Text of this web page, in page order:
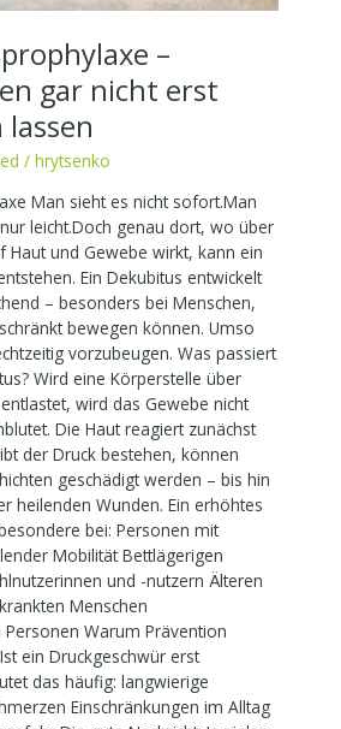
–
gar nicht erst
/hrytsenko
Man sieht es nicht sofort.Man
leicht.Doch genau dort, wo über
Haut und Gewebe wirkt, kann ein
Ein Dekubitus entwickelt
– besonders bei Menschen,
bewegen können. Umso
vorzubeugen. Was passiert
Wird eine Körperstelle über
wird das Gewebe nicht
Die Haut reagiert zunächst
der Druck bestehen, können
geschädigt werden – bis hin
heilenden Wunden. Ein erhöhtes
bei: Personen mit
Mobilität Bettlägerigen
und -nutzern Älteren
Menschen
Warum Prävention
ein Druckgeschwür erst
das häufig: langwierige
Einschränkungen im Alltag